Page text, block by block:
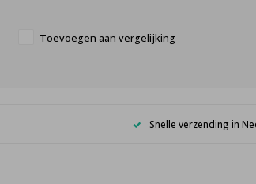
Toevoegen aan vergelijking
Snelle verzending in